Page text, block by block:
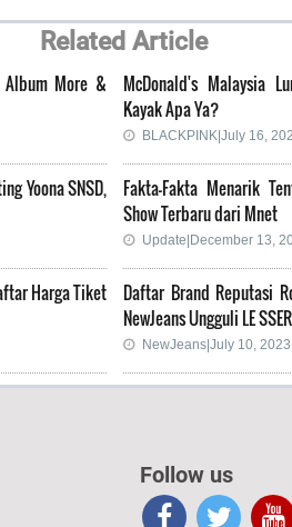
Related Article
More &
McDonald's Malaysia
Kayak Apa Ya?
BLACKPINK|July 16,
Yoona SNSD,
Fakta-Fakta Menarik
Show Terbaru dari Mnet
Update|December 13,
Harga Tiket
Daftar Brand Reputasi
NewJeans Ungguli LE
NewJeans|July 10,
Follow us